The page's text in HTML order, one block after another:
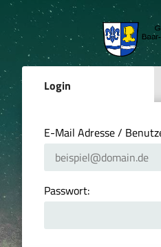
Login
E-Mail Adresse /
Passwort: